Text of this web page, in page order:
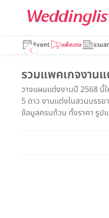
Event แพ็คเกจ รวมส
รวมแพคเกจงาน
วางแผนแต่งงานปี 2568 นี้ใ
5 ดาว งานแต่งในสวนบรร
ข้อมูลครบถ้วน ทั้งราคา รูป